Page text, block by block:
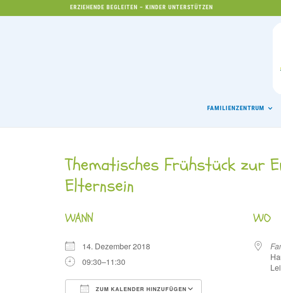
ERZIEHENDE BEGLEITEN – KINDER UNTERSTÜTZEN
FAMILIENZENTRUM
Thematisches Frühstück zur
Elternsein
WANN
14. Dezember 2018
09:30–11:30
ZUM KALENDER HINZUFÜGEN
WO